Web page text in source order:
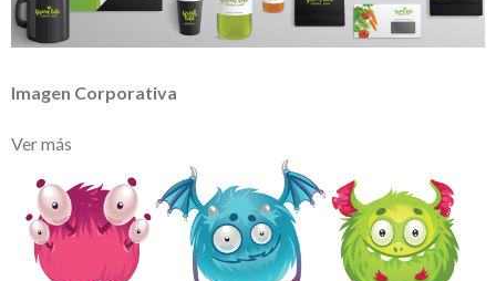
Imagen Corporativa
Ver más